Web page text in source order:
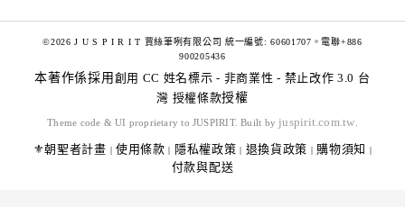
©2026 J U S P I R I T 賈絲筆咧有限公司 統一編號: 60601707。電聯+886
900205436
本著作係採用 創用 CC 姓名標示 - 非商業性 - 禁止改作 3.0 台
灣 授權條款授權
Theme code & UI proprietary to JUSPIRIT. Built by juspirit.com.tw
⚜️朝聖者計畫 | 使用條款 | 隱私權政策 | 退換貨政策 | 購物須知 |
付款與配送